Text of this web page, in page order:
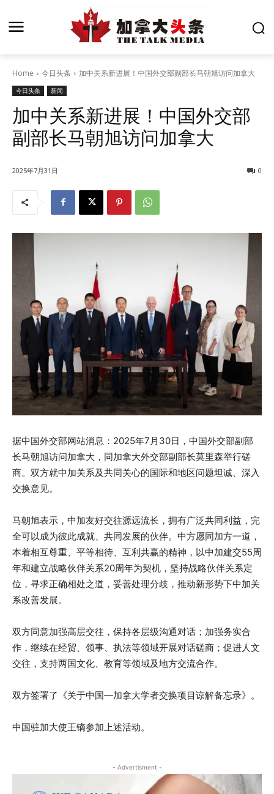
Home 今日头条 加中关系新进展！中国外交部副部长马朝旭访问加拿大
今日头条 新闻
加中关系新进展！中国外交部
副部长马朝旭访问加拿大
2025年7月31日 0
据中国外交部网站消息：2025年7月30日，中国外交部副部
长马朝旭访问加拿大，同加拿大外交部副部长莫里森举行磋
商。双方就中加关系及共同关心的国际和地区问题坦诚、深入
交换意见。
马朝旭表示，中加友好交往源远流长，拥有广泛共同利益，完
全可以成为彼此成就、共同发展的伙伴。中方愿同加方一道，
本着相互尊重、平等相待、互利共赢的精神，以中加建交55周
年和建立战略伙伴关系20周年为契机，坚持战略伙伴关系定
位，寻求正确相处之道，妥善处理分歧，推动新形势下中加关
系改善发展。
双方同意加强高层交往，保持各层级沟通对话；加强务实合
作，继续在经贸、领事、执法等领域开展对话磋商；促进人文
交往，支持两国文化、教育等领域及地方交流合作。
双方签署了《关于中国—加拿大学者交换项目谅解备忘录》。
中国驻加大使王镝参加上述活动。
- Advertisment -